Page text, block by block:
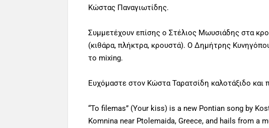
Κώστας Παναγιωτίδης.
Συμμετέχουν επίσης ο Στέλιος Μωυσιάδης στα
(κιθάρα, πλήκτρα, κρουστά). Ο Δημήτρης
το mixing.
Ευχόμαστε στον Κώστα Ταρατσίδη καλοτάξιδο και
“To filemas” (Your kiss) is a new Pontian song by
Komnina near Ptolemaida, Greece, and hails from a